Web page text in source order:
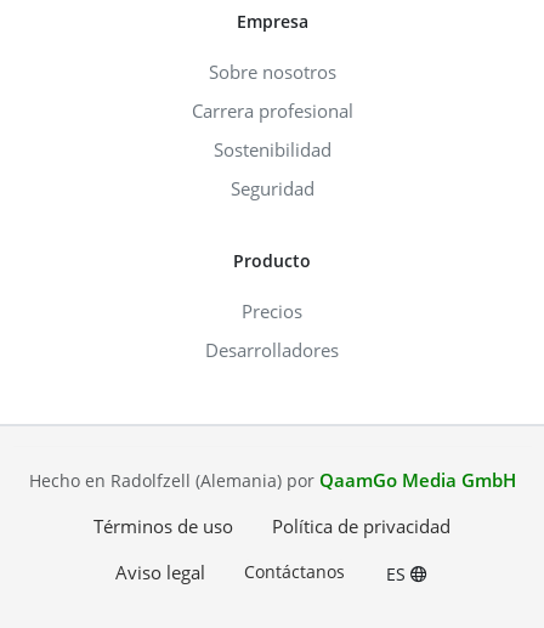
Empresa
Sobre nosotros
Carrera profesional
Sostenibilidad
Seguridad
Producto
Precios
Desarrolladores
Hecho en Radolfzell (Alemania) por QaamGo Media GmbH
Términos de uso
Política de privacidad
Aviso legal
Contáctanos ES